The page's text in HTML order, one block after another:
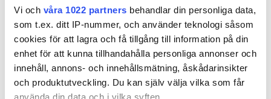
Vi och våra 1022 partners behandlar din personliga data,
som t.ex. ditt IP-nummer, och använder teknologi såsom
cookies för att lagra och få tillgång till information på din
enhet för att kunna tillhandahålla personliga annonser och
innehåll, annons- och innehållsmätning, åskådarinsikter
och produktutveckling. Du kan själv välja vilka som får
elkostnaderna. När han inte fick kontakt med
företaget vände han sig till Arn och krävde 15 000
kronor i prisavdrag på anläggningen, vilket
motsvarar runt 15 procent av kostnaden.
FÖRETAGET BESTRIDER KRAVET. ”Vi vill gärna ha ett
avslut på detta ärende som på grund av olyckliga